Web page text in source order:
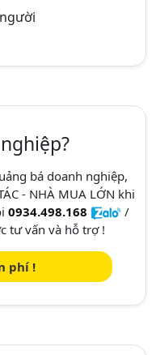
bá doanh nghiệp,
- NHÀ MUA LỚN khi
0934.498.168
/
tư vấn và hỗ trợ !
phí !